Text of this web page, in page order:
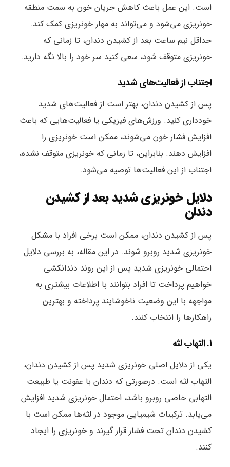
است. این عمل باعث کاهش جریان خون به سمت منطقه
خونریزی می‌شود و می‌تواند به مهار خونریزی کمک کند.
حداقل نیم ساعت بعد از کشیدن دندان، تا زمانی که
خونریزی متوقف شود، سعی کنید سر خود را بالا نگه دارید.
اجتناب از فعالیت‌های شدید
پس از کشیدن دندان، بهتر است از فعالیت‌های شدید
خودداری کنید. ورزش‌های فیزیکی یا فعالیت‌هایی که باعث
افزایش فشار خون می‌شوند، ممکن است خونریزی را
افزایش دهند. بنابراین، تا زمانی که خونریزی متوقف نشده،
اجتناب از این فعالیت‌ها توصیه می‌شود.
دلایل خونریزی شدید بعد از کشیدن
دندان
پس از کشیدن دندان، ممکن است برخی افراد با مشکل
خونریزی شدید روبرو شوند. در این مقاله، به بررسی دلایل
احتمالی خونریزی شدید پس از این روند دندانکشی
خواهیم پرداخت تا افراد بتوانند با اطلاعات بیشتری به
مواجهه با این وضعیت ناخوشایند پرداخته و بهترین
راهکارها را انتخاب کنند.
۱. التهاب لثه
یکی از دلایل اصلی خونریزی شدید پس از کشیدن دندان،
التهاب لثه است. درصورتی که دندان با عفونت یا طبیعت
التهابی خاصی روبرو باشد، احتمال خونریزی شدید افزایش
می‌یابد. ترکیبات شیمیایی موجود در لثه‌ها ممکن است با
کشیدن دندان تحت فشار قرار گیرند و خونریزی را ایجاد
کنند.